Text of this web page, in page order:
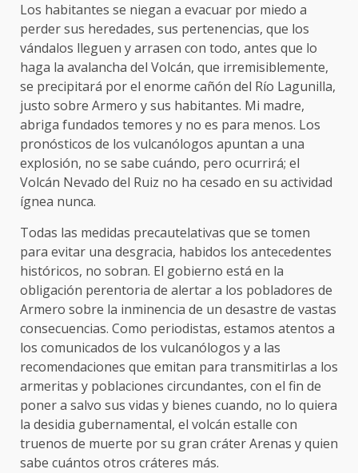
Los habitantes se niegan a evacuar por miedo a
perder sus heredades, sus pertenencias, que los
vándalos lleguen y arrasen con todo, antes que lo
haga la avalancha del Volcán, que irremisiblemente,
se precipitará por el enorme cañón del Río Lagunilla,
justo sobre Armero y sus habitantes. Mi madre,
abriga fundados temores y no es para menos. Los
pronósticos de los vulcanólogos apuntan a una
explosión, no se sabe cuándo, pero ocurrirá; el
Volcán Nevado del Ruiz no ha cesado en su actividad
ígnea nunca.
Todas las medidas precautelativas que se tomen
para evitar una desgracia, habidos los antecedentes
históricos, no sobran. El gobierno está en la
obligación perentoria de alertar a los pobladores de
Armero sobre la inminencia de un desastre de vastas
consecuencias. Como periodistas, estamos atentos a
los comunicados de los vulcanólogos y a las
recomendaciones que emitan para transmitirlas a los
armeritas y poblaciones circundantes, con el fin de
poner a salvo sus vidas y bienes cuando, no lo quiera
la desidia gubernamental, el volcán estalle con
truenos de muerte por su gran cráter Arenas y quien
sabe cuántos otros cráteres más.